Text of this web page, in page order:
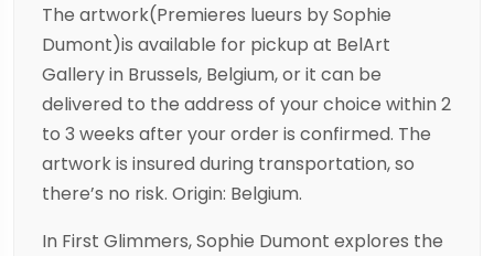
The artwork(Premieres lueurs by Sophie
Dumont)is available for pickup at BelArt
Gallery in Brussels, Belgium, or it can be
delivered to the address of your choice within 2
to 3 weeks after your order is confirmed. The
artwork is insured during transportation, so
there’s no risk. Origin: Belgium.
In First Glimmers, Sophie Dumont explores the